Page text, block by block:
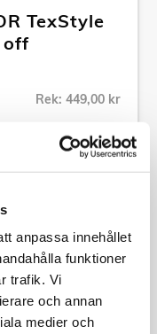
anpassa innehållet
funktioner
trafik. Vi
och annan
medier och
TexStyle
off
Rek: 449,00 kr